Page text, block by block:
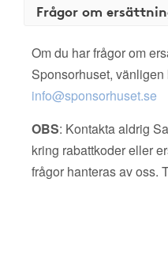
Frågor om
Om du har frågor om
Sponsorhuset, vänligen
info@sponsorhuset.se
OBS: Kontakta aldrig
kring rabattkoder eller
frågor hanteras av oss.